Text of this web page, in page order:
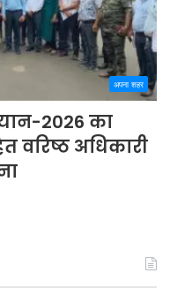
अपना शहर
2026 का
अधिकारी